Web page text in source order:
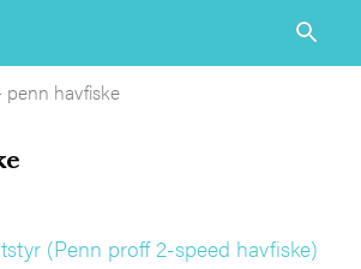
penn havfiske
(Penn proff 2-speed havfiske)